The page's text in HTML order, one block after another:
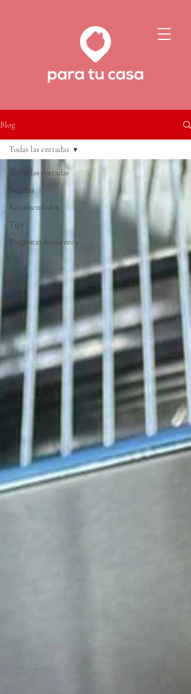
Blog
Todas las entradas
Recetas
Recomendados
Tips
Preguntas frecuentes
Todas las entradas